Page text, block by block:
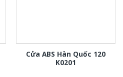
Cửa ABS Hàn Quốc 120
K0201